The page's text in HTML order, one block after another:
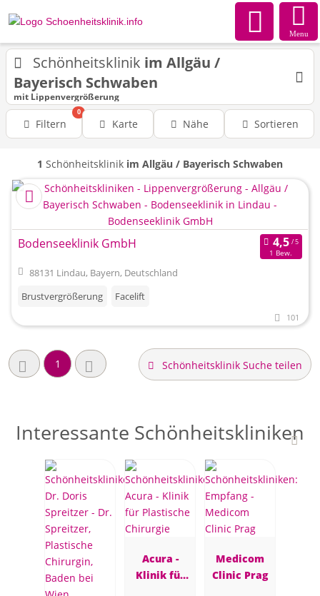
Menu
Schönheitsklinik im Allgäu /
Bayerisch Schwaben
mit Lippenvergrößerung
Filtern
0
Karte Nähe Sortieren
1 Schönheitsklinik im Allgäu / Bayerisch Schwaben
Bodenseeklinik GmbH
1 Bew.
88131 Lindau, Bayern, Deutschland
Brustvergrößerung
Facelift
101
1 Schönheitsklinik Suche teilen
Interessante Schönheitskliniken
Acura -
Klinik für
Medicom
Clinic Prag